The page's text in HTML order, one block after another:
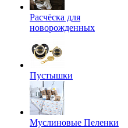
Расчёска для
новорожденных
Пустышки
Муслиновые Пеленки